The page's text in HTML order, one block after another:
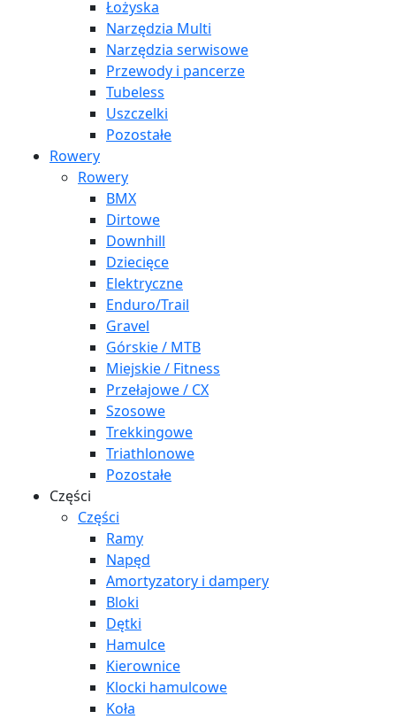
Łożyska
Narzędzia Multi
Narzędzia serwisowe
Przewody i pancerze
Tubeless
Uszczelki
Pozostałe
Rowery
Rowery
BMX
Dirtowe
Downhill
Dziecięce
Elektryczne
Enduro/Trail
Gravel
Górskie / MTB
Miejskie / Fitness
Przełajowe / CX
Szosowe
Trekkingowe
Triathlonowe
Pozostałe
Części
Części
Ramy
Napęd
Amortyzatory i dampery
Bloki
Dętki
Hamulce
Kierownice
Klocki hamulcowe
Koła